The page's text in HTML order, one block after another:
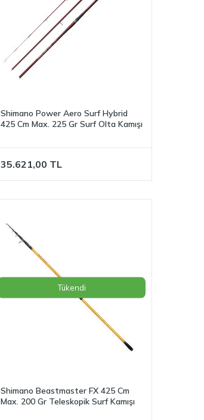
Shimano Power Aero Surf Hybrid
425 Cm Max. 225 Gr Surf Olta Kamışı
35.621,00 TL
Tükendi
Shimano Beastmaster FX 425 Cm
Max. 200 Gr Teleskopik Surf Kamışı